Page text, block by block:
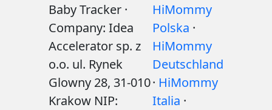
Baby Tracker ·
Company: Idea
Accelerator sp. z
o.o. ul. Rynek
Glowny 28, 31-010
Krakow NIP:
HiMommy
Polska ·
HiMommy
Deutschland
· HiMommy
Italia ·